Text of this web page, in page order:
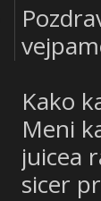
Kako
Meni
juicea
sicer